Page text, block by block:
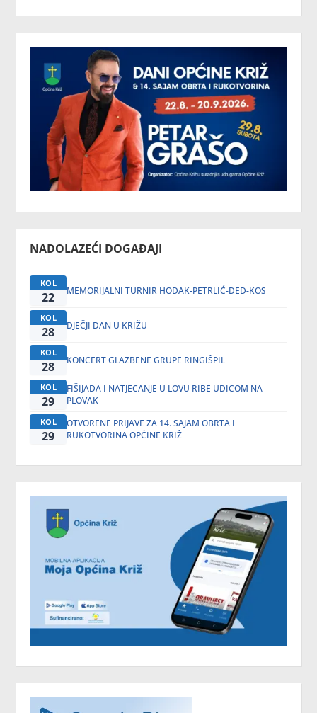
NADOLAZEĆI DOGAĐAJI
KOL
22 MEMORIJALNI TURNIR HODAK-PETRLIĆ-DED-KOS
KOL
28 DJEČJI DAN U KRIŽU
KOL
28 KONCERT GLAZBENE GRUPE RINGIŠPIL
KOL
29
FIŠIJADA I NATJECANJE U LOVU RIBE UDICOM NA
PLOVAK
KOL
29
OTVORENE PRIJAVE ZA 14. SAJAM OBRTA I
RUKOTVORINA OPĆINE KRIŽ